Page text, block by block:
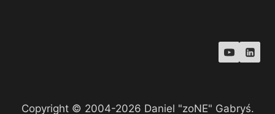
Copyright © 2004-2026 Daniel "zoNE" Gabryś.